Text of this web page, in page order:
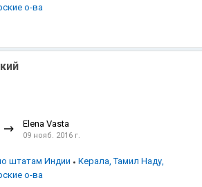
о-ва
Elena Vasta
09 нояб. 2016 г.
штатам Индии
Керала, Тамил Наду,
о-ва